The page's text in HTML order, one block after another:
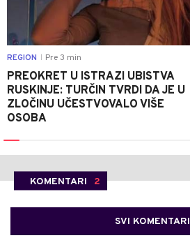
REGION Pre 3 min
PREOKRET U ISTRAZI UBISTVA
RUSKINJE: TURČIN TVRDI DA JE U
ZLOČINU UČESTVOVALO VIŠE
OSOBA
KOMENTARI 2
SVI KOMENTARI